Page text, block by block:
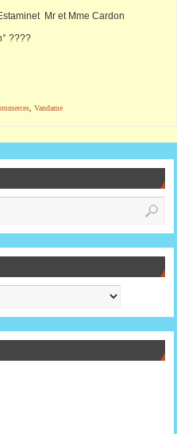
Mr et Mme Cardon
????
Vandame